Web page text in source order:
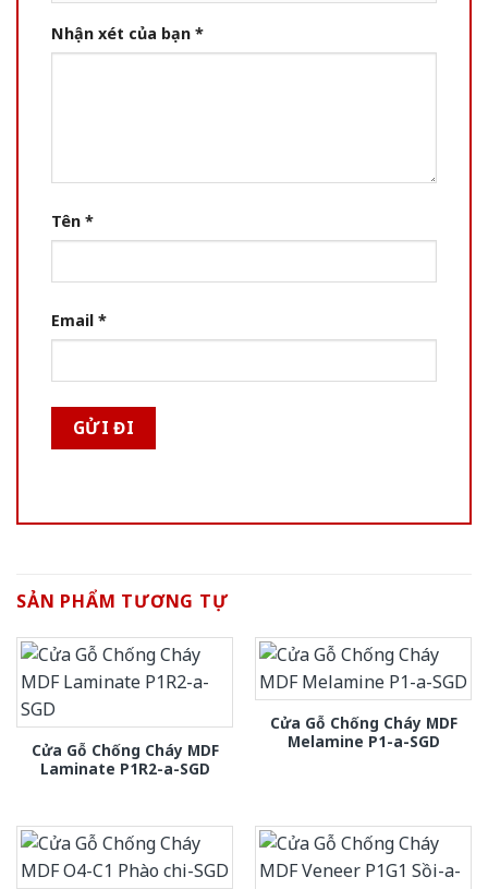
Nhận xét của bạn *
Tên *
Email *
SẢN PHẨM TƯƠNG TỰ
Cửa Gỗ Chống Cháy MDF
Laminate P1R2-a-SGD
Cửa Gỗ Chống Cháy MDF
Melamine P1-a-SGD